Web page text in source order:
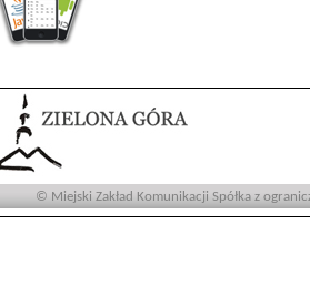
© Miejski Zakład Komunikacji Spółka z